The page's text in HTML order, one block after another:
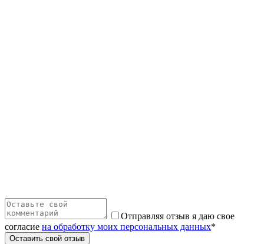
Отправляя отзыв я даю свое
согласие на обработку моих персональных данных*
Оставить свой отзыв